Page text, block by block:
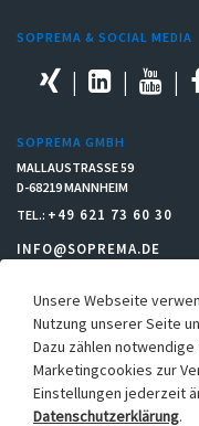
SOPREMA & SOCIAL MEDIA
SOPREMA GMBH
MALLAUSTRASSE 59
D-68219 MANNHEIM
TEL.: +49 621 73 60 30
INFO@SOPREMA.DE
Einkaufsbedingungen
Allgemeine Verkaufs-
Hinweisgebersystem
Unsere Webseite
Nutzung unserer Seite
Dazu zählen
Marketingcookies zur
Einstellungen jederzeit
Datenschutzerklärung.